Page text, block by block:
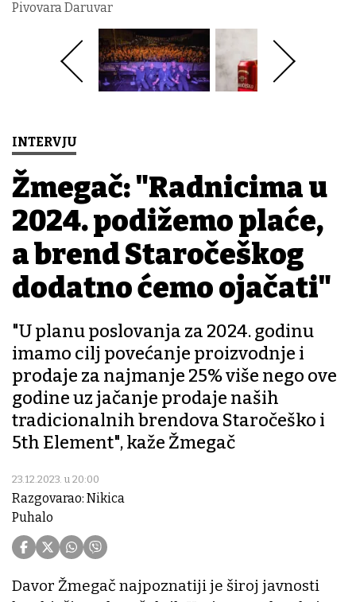
Pivovara Daruvar
INTERVJU
Žmegač: "Radnicima u
2024. podižemo plaće,
a brend Staročeškog
dodatno ćemo ojačati"
"U planu poslovanja za 2024. godinu
imamo cilj povećanje proizvodnje i
prodaje za najmanje 25% više nego ove
godine uz jačanje prodaje naših
tradicionalnih brendova Staročeško i
5th Element", kaže Žmegač
23.12.2023. u 20:00
Razgovarao: Nikica
Puhalo
Davor Žmegač najpoznatiji je široj javnosti